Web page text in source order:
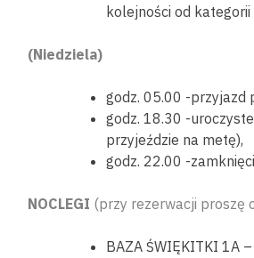
kolejności od
(Niedziela)
godz. 05.00 -przyjazd
godz. 18.30 -
przyjeździe na metę),
godz. 22.00 -
NOCLEGI (przy rezerwacji proszę
BAZA ŚWIĘKITKI 1A